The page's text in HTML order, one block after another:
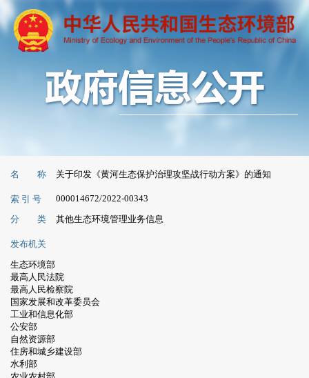
名 称 关于印发《黄河生态保护治理攻坚战行动方案》的通知
索 引 号 000014672/2022-00343
分 类 其他生态环境管理业务信息
发布机关
生态环境部
最高人民法院
最高人民检察院
国家发展和改革委员会
工业和信息化部
公安部
自然资源部
住房和城乡建设部
水利部